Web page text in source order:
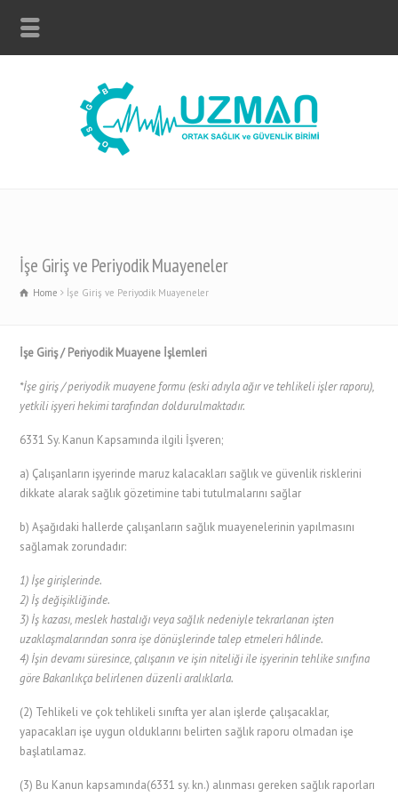
İşe Giriş ve Periyodik Muayeneler
Home İşe Giriş ve Periyodik Muayeneler
İşe Giriş / Periyodik Muayene İşlemleri
*İşe giriş / periyodik muayene formu (eski adıyla ağır ve tehlikeli işler raporu),
yetkili işyeri hekimi tarafından doldurulmaktadır.
6331 Sy. Kanun Kapsamında ilgili İşveren;
a) Çalışanların işyerinde maruz kalacakları sağlık ve güvenlik risklerini
dikkate alarak sağlık gözetimine tabi tutulmalarını sağlar
b) Aşağıdaki hallerde çalışanların sağlık muayenelerinin yapılmasını
sağlamak zorundadır:
1) İşe girişlerinde.
2) İş değişikliğinde.
3) İş kazası, meslek hastalığı veya sağlık nedeniyle tekrarlanan işten
uzaklaşmalarından sonra işe dönüşlerinde talep etmeleri hâlinde.
4) İşin devamı süresince, çalışanın ve işin niteliği ile işyerinin tehlike sınıfına
göre Bakanlıkça belirlenen düzenli aralıklarla.
(2) Tehlikeli ve çok tehlikeli sınıfta yer alan işlerde çalışacaklar,
yapacakları işe uygun olduklarını belirten sağlık raporu olmadan işe
başlatılamaz.
(3) Bu Kanun kapsamında(6331 sy. kn.) alınması gereken sağlık raporları